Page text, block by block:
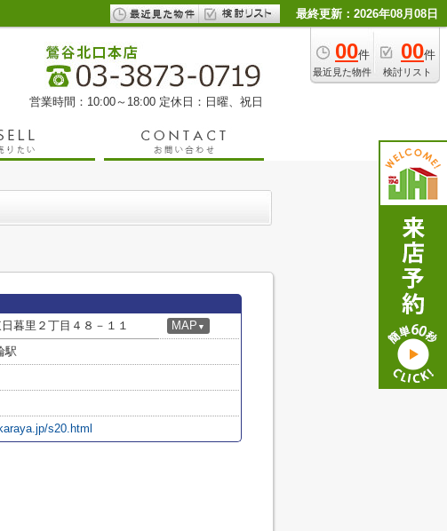
最終更新：2026年08月08日
00件
最近見た物件
00件
検討リスト
営業時間：10:00～18:00 定休日：日曜、祝日
暮里２丁目４８－１１ MAP ▼
駅
s20.html